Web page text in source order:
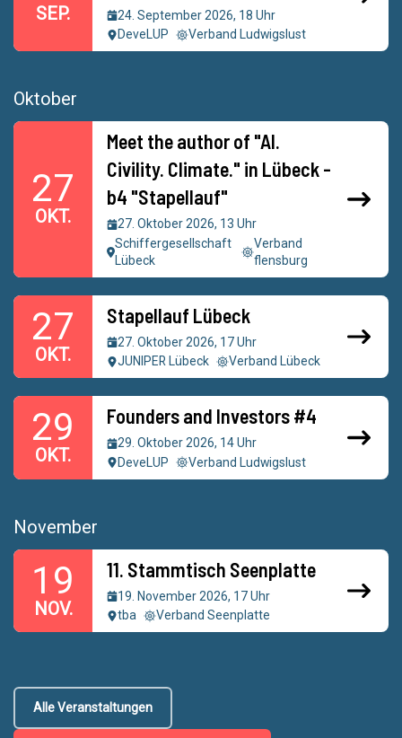
SEP.
24. September 2026, 18 Uhr
DeveLUP
Verband Ludwigslust
Oktober
27
OKT.
Meet the author of "AI.
Civility. Climate." in Lübeck -
b4 "Stapellauf"
27. Oktober 2026, 13 Uhr
Schiffergesellschaft
Lübeck
Verband
flensburg
27
OKT.
Stapellauf Lübeck
27. Oktober 2026, 17 Uhr
JUNIPER Lübeck
Verband Lübeck
29
OKT.
Founders and Investors #4
29. Oktober 2026, 14 Uhr
DeveLUP
Verband Ludwigslust
November
19
NOV.
11. Stammtisch Seenplatte
19. November 2026, 17 Uhr
tba
Verband Seenplatte
Alle Veranstaltungen